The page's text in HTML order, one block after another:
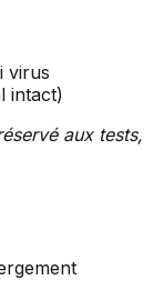
virus
intact)
aux tests,